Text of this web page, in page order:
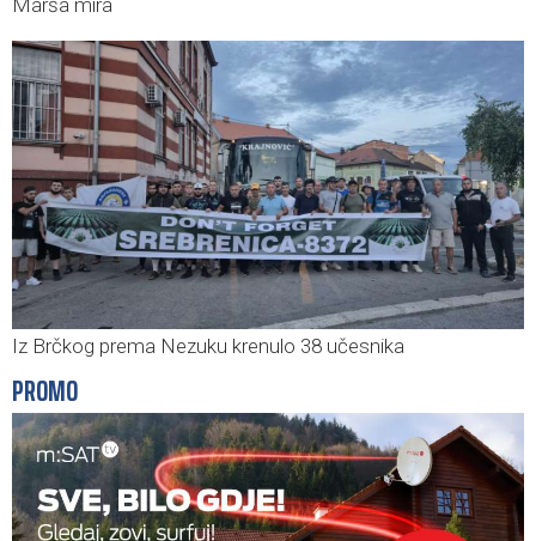
Marša mira
Iz Brčkog prema Nezuku krenulo 38 učesnika
PROMO